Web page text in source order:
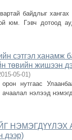
байдлыг
юм. Гэвч дотоод
сэтгэл ханамж
төвийн жишээн
05-01)
нутгаас
нэлээд
дээр)